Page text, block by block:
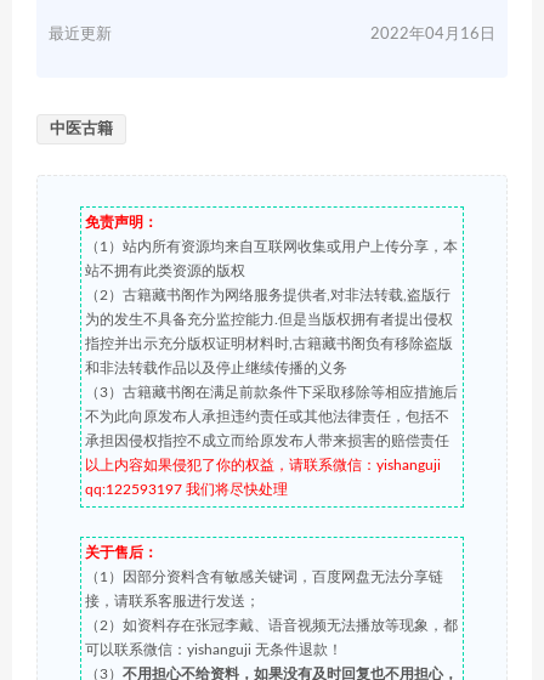
最近更新 2022年04月16日
中医古籍
免责声明：
（1）站内所有资源均来自互联网收集或用户上传分享，本
站不拥有此类资源的版权
（2）古籍藏书阁作为网络服务提供者,对非法转载,盗版行
为的发生不具备充分监控能力.但是当版权拥有者提出侵权
指控并出示充分版权证明材料时,古籍藏书阁负有移除盗版
和非法转载作品以及停止继续传播的义务
（3）古籍藏书阁在满足前款条件下采取移除等相应措施后
不为此向原发布人承担违约责任或其他法律责任，包括不
承担因侵权指控不成立而给原发布人带来损害的赔偿责任
以上内容如果侵犯了你的权益，请联系微信：yishanguji
qq:122593197 我们将尽快处理
关于售后：
（1）因部分资料含有敏感关键词，百度网盘无法分享链
接，请联系客服进行发送；
（2）如资料存在张冠李戴、语音视频无法播放等现象，都
可以联系微信：yishanguji 无条件退款！
（3） 不用担心不给资料，如果没有及时回复也不用担心，